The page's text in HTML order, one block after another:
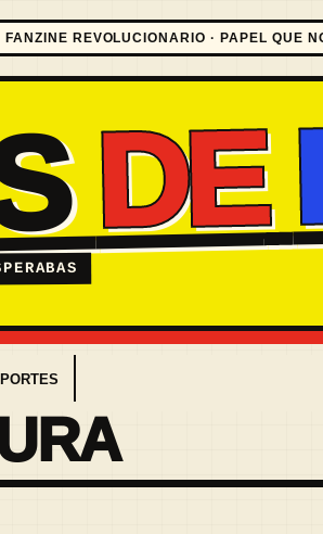
FANZINE REVOLUCIONARIO · PAPEL QUE
DE